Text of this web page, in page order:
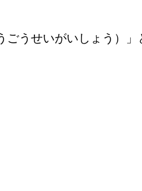
ごうせいがいしょう）